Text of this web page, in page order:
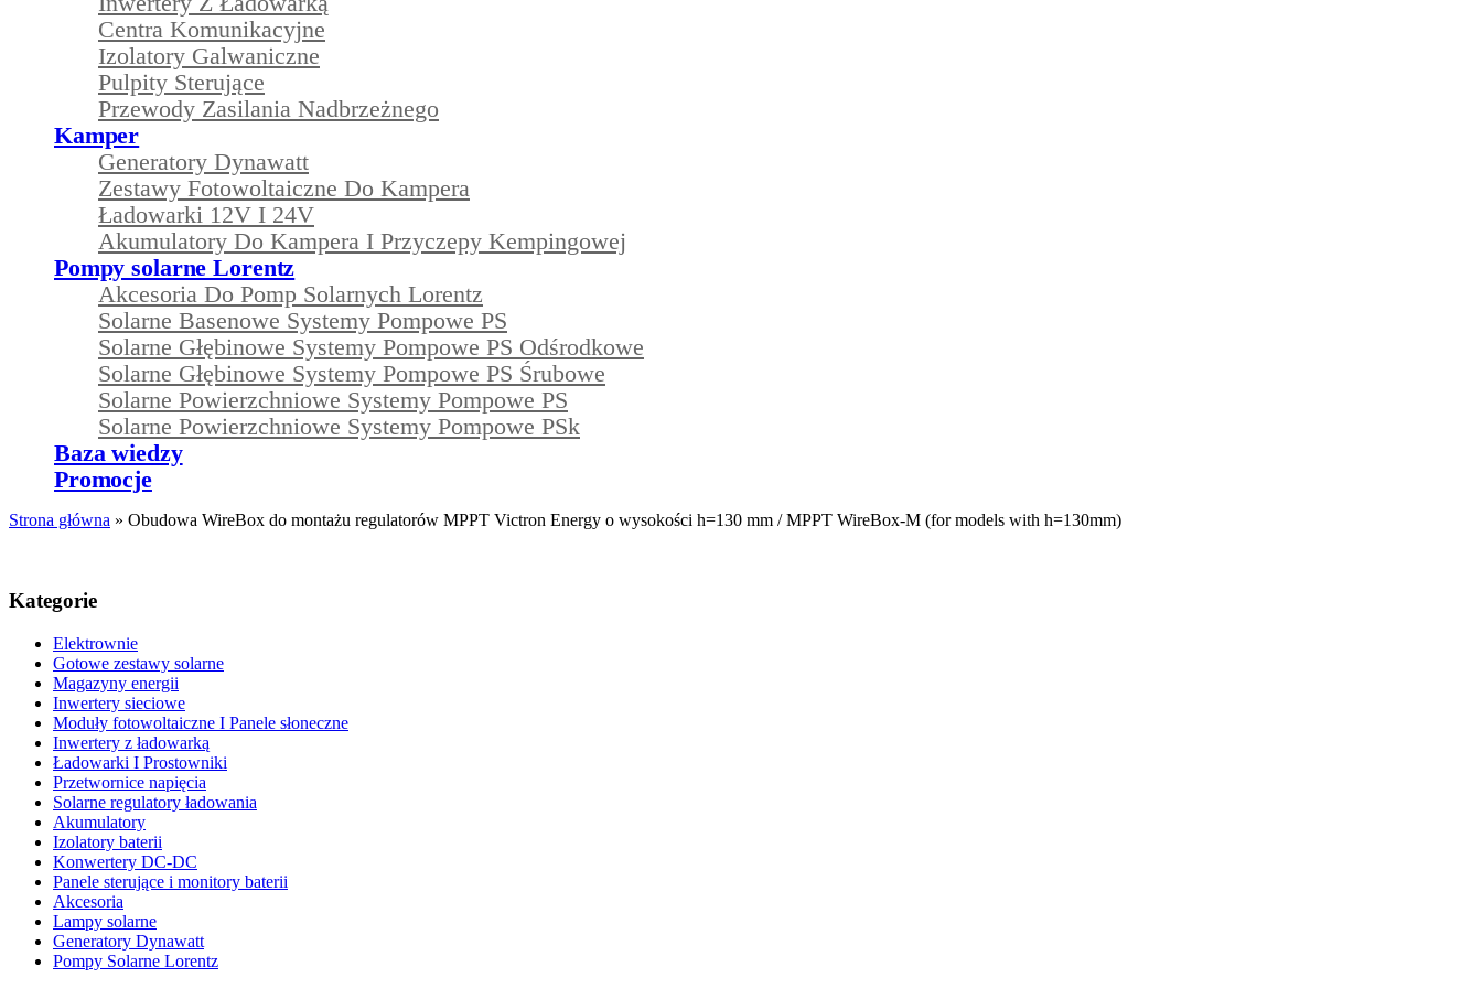
Centra Komunikacyjne
Izolatory Galwaniczne
Pulpity Sterujące
Przewody Zasilania Nadbrzeżnego
Kamper
Generatory Dynawatt
Zestawy Fotowoltaiczne Do Kampera
Ładowarki 12V I 24V
Akumulatory Do Kampera I Przyczepy Kempingowej
Pompy solarne Lorentz
Akcesoria Do Pomp Solarnych Lorentz
Solarne Basenowe Systemy Pompowe PS
Solarne Głębinowe Systemy Pompowe PS Odśrodkowe
Solarne Głębinowe Systemy Pompowe PS Śrubowe
Solarne Powierzchniowe Systemy Pompowe PS
Solarne Powierzchniowe Systemy Pompowe PSk
Baza wiedzy
Promocje
Strona główna » Obudowa WireBox do montażu regulatorów MPPT Victron Energy o wysokości h=130 mm / MPPT WireBox-M (for models with h=130mm)
Kategorie
Elektrownie
Gotowe zestawy solarne
Magazyny energii
Inwertery sieciowe
Moduły fotowoltaiczne I Panele słoneczne
Inwertery z ładowarką
Ładowarki I Prostowniki
Przetwornice napięcia
Solarne regulatory ładowania
Akumulatory
Izolatory baterii
Konwertery DC-DC
Panele sterujące i monitory baterii
Akcesoria
Lampy solarne
Generatory Dynawatt
Pompy Solarne Lorentz